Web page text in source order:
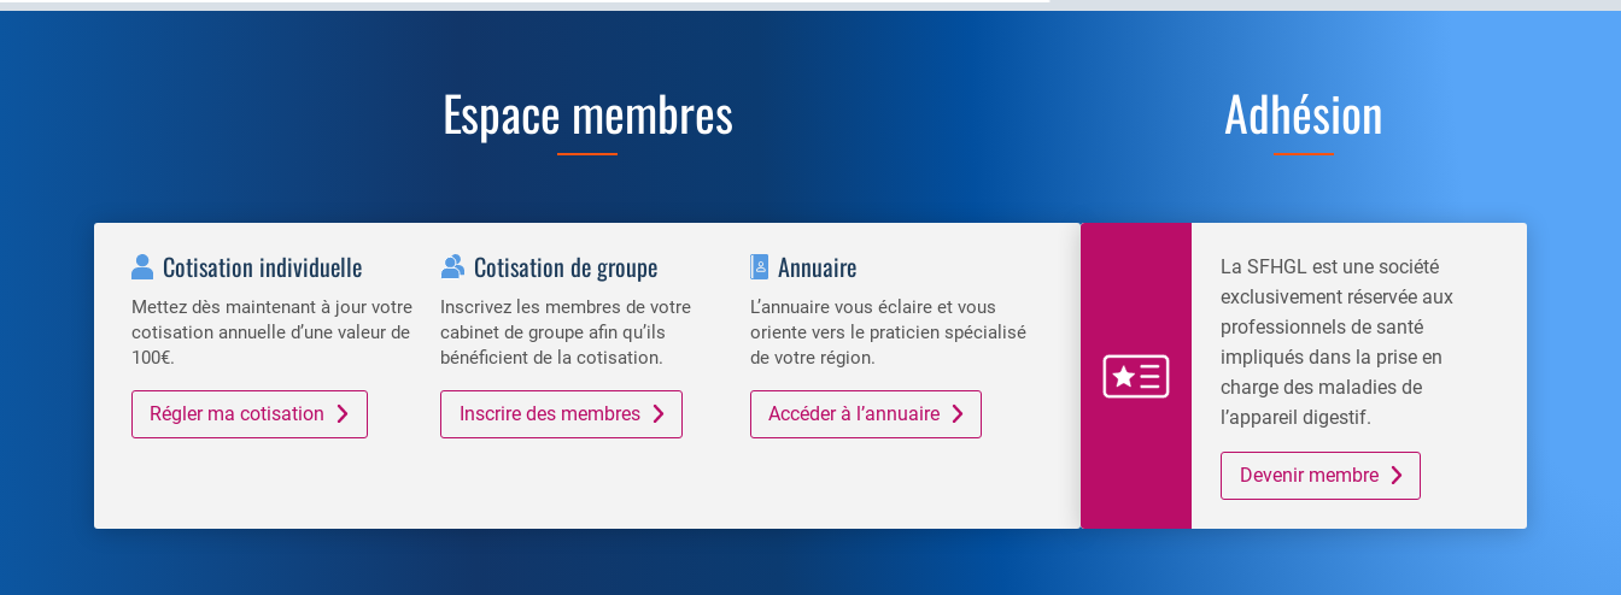
Espace membres
Cotisation individuelle
Mettez dès maintenant à jour votre
cotisation annuelle d’une valeur de
100€.
Régler ma cotisation
Cotisation de groupe
Inscrivez les membres de votre
cabinet de groupe afin qu’ils
bénéficient de la cotisation.
Inscrire des membres
Annuaire
L’annuaire vous éclaire et vous
oriente vers le praticien spécialisé
de votre région.
Accéder à l’annuaire
Adhésion
La SFHGL est une société
exclusivement réservée aux
professionnels de santé
impliqués dans la prise en
charge des maladies de
l’appareil digestif.
Devenir membre